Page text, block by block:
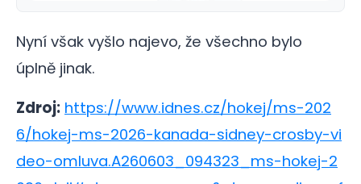
Nyní však vyšlo najevo, že všechno bylo
úplně jinak.
Zdroj: https://www.idnes.cz/hokej/ms-202
6/hokej-ms-2026-kanada-sidney-crosby-vi
deo-omluva.A260603_094323_ms-hokej-2